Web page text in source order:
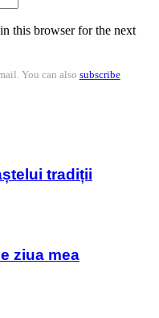
this browser for the next
You can also subscribe
tradiții
ziua mea